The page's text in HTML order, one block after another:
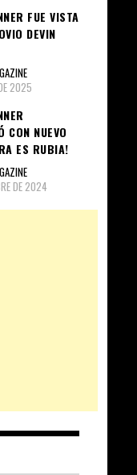
FUE VISTA
DEVIN
2025
CON NUEVO
ES RUBIA!
DE 2024